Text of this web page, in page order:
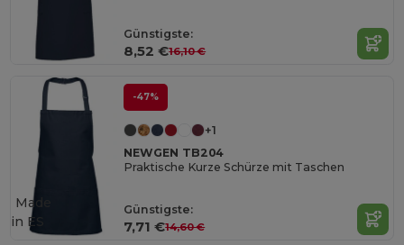
Günstigste:
8,52 €16,10 €
-47%
+1
NEWGEN TB204
Praktische Kurze Schürze mit Taschen
Günstigste:
7,71 €14,60 €
Made
in ES